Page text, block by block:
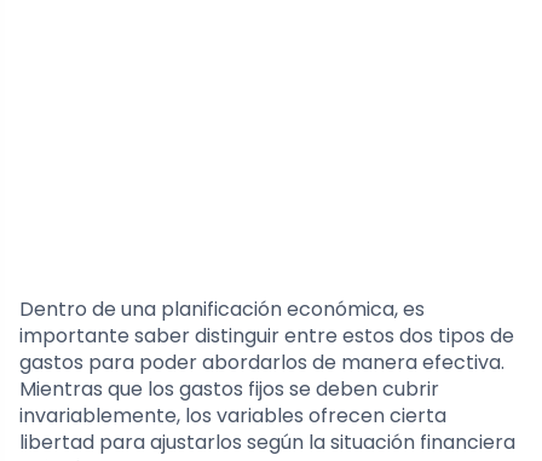
Dentro de una planificación económica, es
importante saber distinguir entre estos dos tipos de
gastos para poder abordarlos de manera efectiva.
Mientras que los gastos fijos se deben cubrir
invariablemente, los variables ofrecen cierta
libertad para ajustarlos según la situación financiera